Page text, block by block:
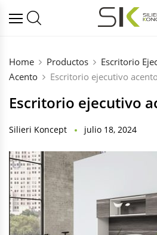
Home Productos
Escritorio
Acento
Escritorio ejecutivo acento
Escritorio ejecutivo
Silieri Koncept julio 18, 2024